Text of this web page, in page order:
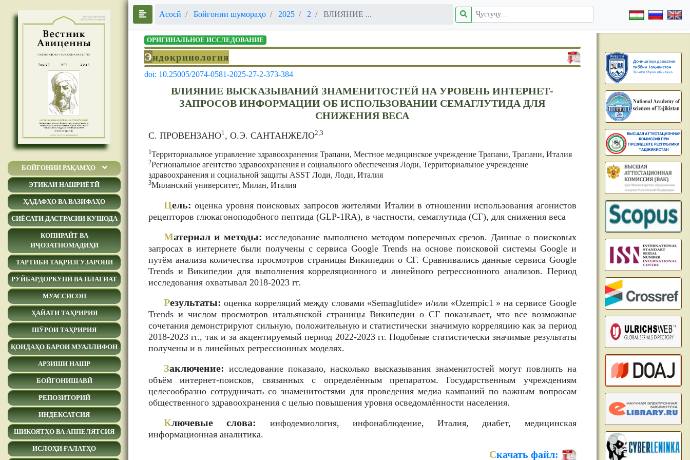
БОЙГОНИИ РАҚАМҲО
ЭТИКАИ НАШРИЁТӢ
ҲАДАФҲО ВА ВАЗИФАҲО
СИЁСАТИ ДАСТРАСИИ КУШОДА
КОПИРАЙТ ВА
ИҶОЗАТНОМАДИҲӢ
ТАРТИБИ ТАҚРИЗГУЗАРОНӢ
РӮЙБАРДОРКУНӢ ВА ПЛАГИАТ
МУАССИСОН
ҲАЙАТИ ТАҲРИРИЯ
ШӮРОИ ТАҲРИРИЯ
ҚОИДАҲО БАРОИ МУАЛЛИФОН
АРЗИШИ НАШР
БОЙГОНИШАВӢ
РЕПОЗИТОРИЙ
ИНДЕКСАТСИЯ
ШИКОЯТҲО ВА АППЕЛЯТСИЯ
ИСЛОҲИ ҒАЛАТҲО
Асосӣ Бойгонии шумораҳо 2025 2 ВЛИЯНИЕ ...
ОРИГИНАЛЬНОЕ ИССЛЕДОВАНИЕ
Эндокринология
doi: 10.25005/2074-0581-2025-27-2-373-384
ВЛИЯНИЕ ВЫСКАЗЫВАНИЙ ЗНАМЕНИТОСТЕЙ НА УРОВЕНЬ ИНТЕРНЕТ-
ЗАПРОСОВ ИНФОРМАЦИИ ОБ ИСПОЛЬЗОВАНИИ СЕМАГЛУТИДА ДЛЯ
СНИЖЕНИЯ ВЕСА
С. ПРОВЕНЗАНО1, О.Э. САНТАНЖЕЛО2,3
1Территориальное управление здравоохранения Трапани, Местное медицинское учреждение Трапани, Трапани, Италия
2Региональное агентство здравоохранения и социального обеспечения Лоди, Территориальное учреждение
здравоохранения и социальной защиты ASST Лоди, Лоди, Италия
3Миланский университет, Милан, Италия
Цель: оценка уровня поисковых запросов жителями Италии в отношении использования агонистов
рецепторов глюкагоноподобного пептида (GLP-1RА), в частности, семаглутида (СГ), для снижения веса
Материал и методы: исследование выполнено методом поперечных срезов. Данные о поисковых
запросах в интернете были получены с сервиса Google Trends на основе поисковой системы Google и
путём анализа количества просмотров страницы Википедии о СГ. Сравнивались данные сервиса Google
Trends и Википедии для выполнения корреляционного и линейного регрессионного анализов. Период
исследования охватывал 2018-2023 гг.
Результаты: оценка корреляций между словами «Semaglutide» и/или «Ozempic1 » на сервисе Google
Trends и числом просмотров итальянской страницы Википедии о СГ показывает, что все возможные
сочетания демонстрируют сильную, положительную и статистически значимую корреляцию как за период
2018-2023 гг., так и за акцентируемый период 2022-2023 гг. Подобные статистически значимые результаты
получены и в линейных регрессионных моделях.
Заключение: исследование показало, насколько высказывания знаменитостей могут повлиять на
объём интернет-поисков, связанных с определённым препаратом. Государственным учреждениям
целесообразно сотрудничать со знаменитостями для проведения медиа кампаний по важным вопросам
общественного здравоохранения с целью повышения уровня осведомлённости населения.
Ключевые слова:
инфодемиология, инфонаблюдение, Италия, диабет, медицинская
информационная аналитика.
Скачать файл: